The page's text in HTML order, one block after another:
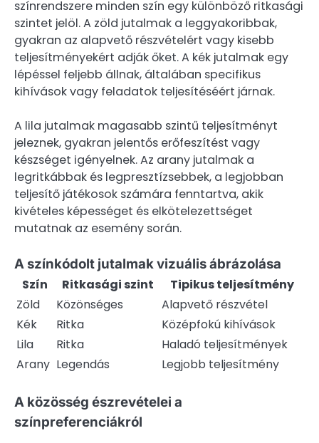
színrendszere minden szín egy különböző ritkasági
szintet jelöl. A zöld jutalmak a leggyakoribbak,
gyakran az alapvető részvételért vagy kisebb
teljesítményekért adják őket. A kék jutalmak egy
lépéssel feljebb állnak, általában specifikus
kihívások vagy feladatok teljesítéséért járnak.
A lila jutalmak magasabb szintű teljesítményt
jeleznek, gyakran jelentős erőfeszítést vagy
készséget igényelnek. Az arany jutalmak a
legritkábbak és legpresztízsebbek, a legjobban
teljesítő játékosok számára fenntartva, akik
kivételes képességet és elkötelezettséget
mutatnak az esemény során.
A színkódolt jutalmak vizuális ábrázolása
Szín
Ritkasági szint
Tipikus teljesítmény
Zöld
Közönséges
Alapvető részvétel
Kék
Ritka
Középfokú kihívások
Lila
Ritka
Haladó teljesítmények
Arany Legendás Legjobb teljesítmény
A közösség észrevételei a
színpreferenciákról